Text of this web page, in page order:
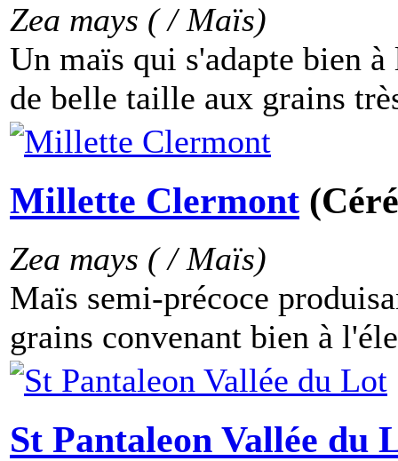
Zea mays ( / Maïs)
Un maïs qui s'adapte bien
de belle taille aux grains
Millette Clermont
Zea mays ( / Maïs)
Maïs semi-précoce
grains convenant bien à
St Pantaleon Vallée du